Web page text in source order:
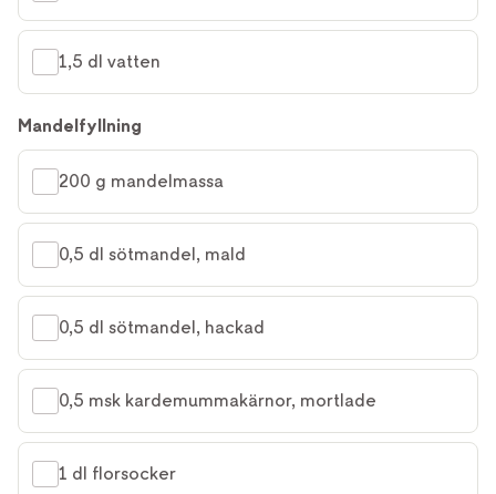
1,5 dl vatten
Mandelfyllning
200 g mandelmassa
0,5 dl sötmandel, mald
0,5 dl sötmandel, hackad
0,5 msk kardemummakärnor, mortlade
1 dl florsocker